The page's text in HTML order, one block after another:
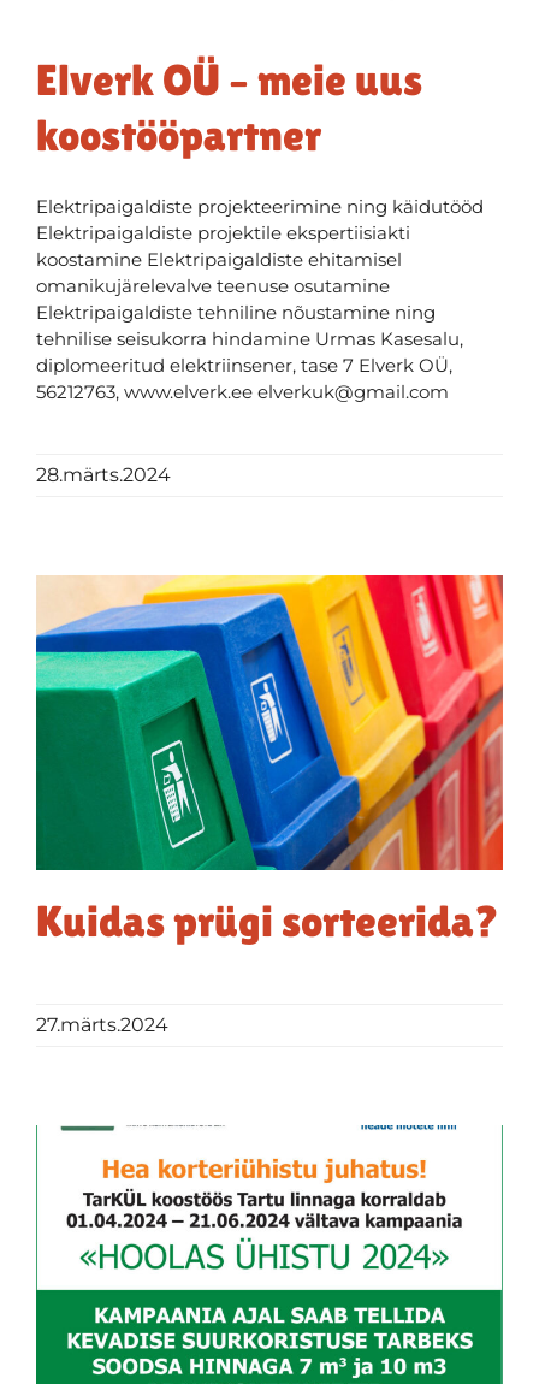
Elverk OÜ – meie uus
koostööpartner
Elektripaigaldiste projekteerimine ning käidutööd
Elektripaigaldiste projektile ekspertiisiakti
koostamine Elektripaigaldiste ehitamisel
omanikujärelevalve teenuse osutamine
Elektripaigaldiste tehniline nõustamine ning
tehnilise seisukorra hindamine Urmas Kasesalu,
diplomeeritud elektriinsener, tase 7 Elverk OÜ,
56212763, www.elverk.ee elverkuk@gmail.com
28.märts.2024
Kuidas prügi sorteerida?
27.märts.2024